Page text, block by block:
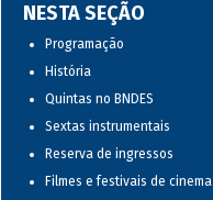
NESTA SEÇÃO
Programação
História
Quintas no BNDES
Sextas instrumentais
Reserva de ingressos
Filmes e festivais de cinema